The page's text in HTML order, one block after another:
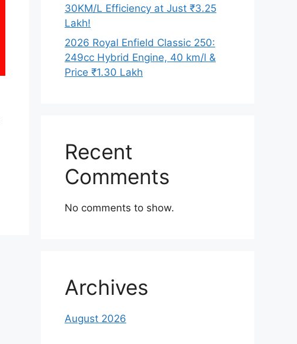
30KM/L Efficiency at Just ₹3.25
Lakh!
2026 Royal Enfield Classic 250:
249cc Hybrid Engine, 40 km/l &
Price ₹1.30 Lakh
Recent
Comments
No comments to show.
Archives
August 2026